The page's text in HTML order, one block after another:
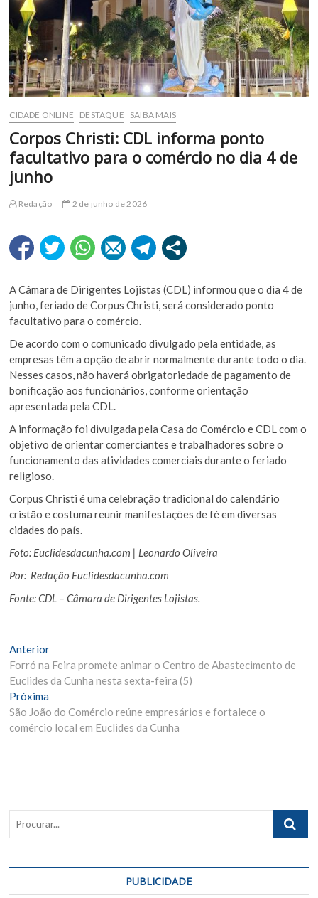
CIDADE ONLINE DESTAQUE SAIBA MAIS
Corpos Christi: CDL informa ponto
facultativo para o comércio no dia 4 de
junho
Redação 2 de junho de 2026
A Câmara de Dirigentes Lojistas (CDL) informou que o dia 4 de
junho, feriado de Corpus Christi, será considerado ponto
facultativo para o comércio.
De acordo com o comunicado divulgado pela entidade, as
empresas têm a opção de abrir normalmente durante todo o dia.
Nesses casos, não haverá obrigatoriedade de pagamento de
bonificação aos funcionários, conforme orientação
apresentada pela CDL.
A informação foi divulgada pela Casa do Comércio e CDL com o
objetivo de orientar comerciantes e trabalhadores sobre o
funcionamento das atividades comerciais durante o feriado
religioso.
Corpus Christi é uma celebração tradicional do calendário
cristão e costuma reunir manifestações de fé em diversas
cidades do país.
Foto: Euclidesdacunha.com | Leonardo Oliveira
Por: Redação Euclidesdacunha.com
Fonte: CDL – Câmara de Dirigentes Lojistas.
Navegação
de
Post
AnteriorMatéria
Anterior:
Forró na Feira promete animar o Centro de Abastecimento de
Euclides da Cunha nesta sexta-feira (5)
Próxima
Materia:
São João do Comércio reúne empresários e fortalece o
comércio local em Euclides da Cunha
PUBLICIDADE